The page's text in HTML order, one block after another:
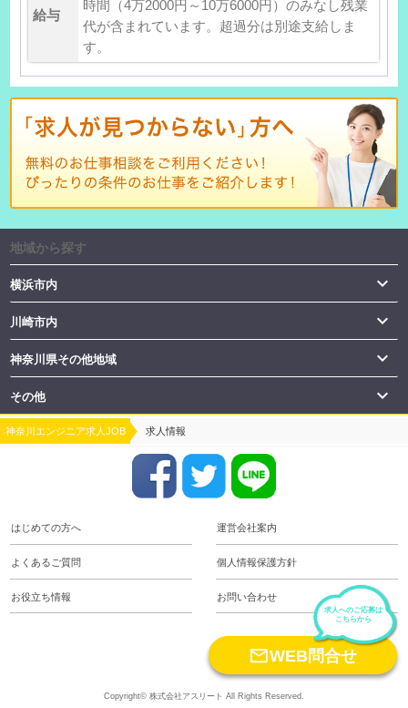
給与
時間（4万2000円～10万6000円）のみなし残業
代が含まれています。超過分は別途支給しま
す。
地域から探す
横浜市内 
川崎市内 
神奈川県その他地域 
その他 
神奈川エンジニア求人JOB 求人情報
はじめての方へ 運営会社案内
よくあるご質問 個人情報保護方針
お役立ち情報 お問い合わせ
求人へのご応募は
こちらから
WEB問合せ
Copyright© 株式会社アスリート All Rights Reserved.